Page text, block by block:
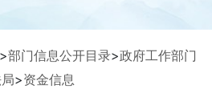
>部门信息公开目录>政府工作部门
>资金信息